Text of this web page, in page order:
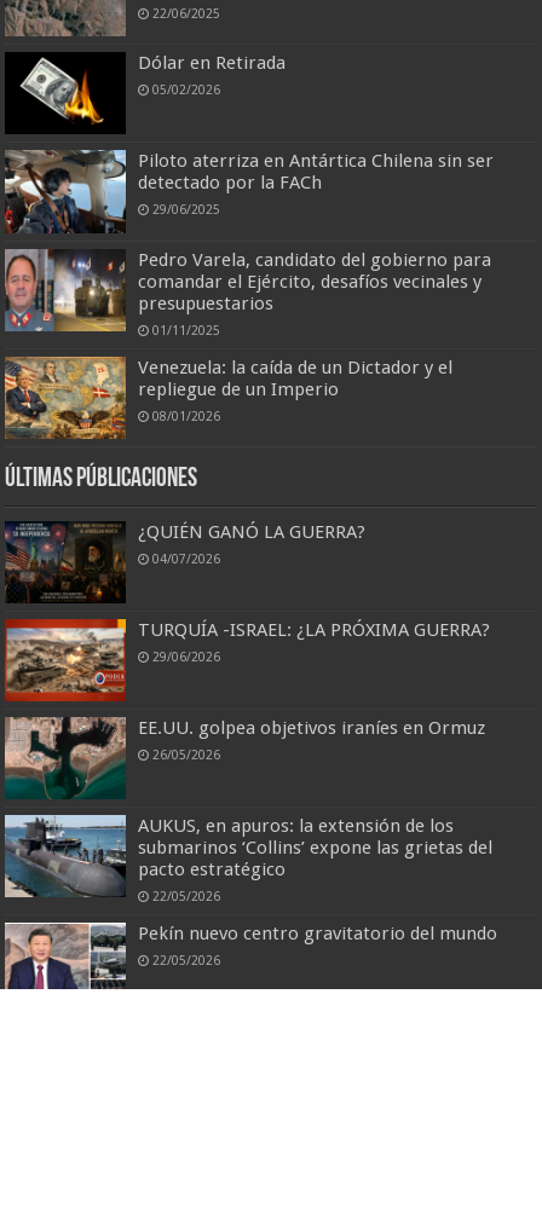
22/06/2025
Dólar en Retirada
05/02/2026
Piloto aterriza en Antártica Chilena sin ser
detectado por la FACh
29/06/2025
Pedro Varela, candidato del gobierno para
comandar el Ejército, desafíos vecinales y
presupuestarios
01/11/2025
Venezuela: la caída de un Dictador y el
repliegue de un Imperio
08/01/2026
Últimas Públicaciones
¿QUIÉN GANÓ LA GUERRA?
04/07/2026
TURQUÍA -ISRAEL: ¿LA PRÓXIMA GUERRA?
29/06/2026
EE.UU. golpea objetivos iraníes en Ormuz
26/05/2026
AUKUS, en apuros: la extensión de los
submarinos ‘Collins’ expone las grietas del
pacto estratégico
22/05/2026
Pekín nuevo centro gravitatorio del mundo
22/05/2026